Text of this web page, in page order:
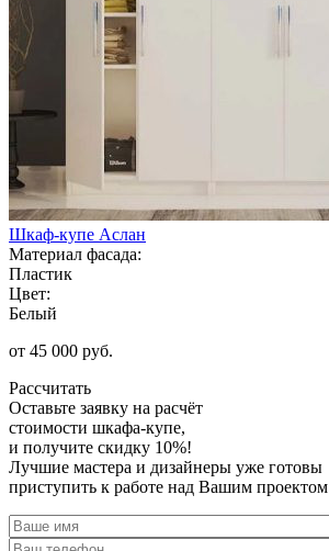
Шкаф-купе Аслан
Материал фасада:
Пластик
Цвет:
Белый
от 45 000 руб.
Рассчитать
Оставьте заявку на расчёт
стоимости шкафа-купе,
и получите скидку 10%!
Лучшие мастера и дизайнеры уже готовы
приступить к работе над Вашим проектом